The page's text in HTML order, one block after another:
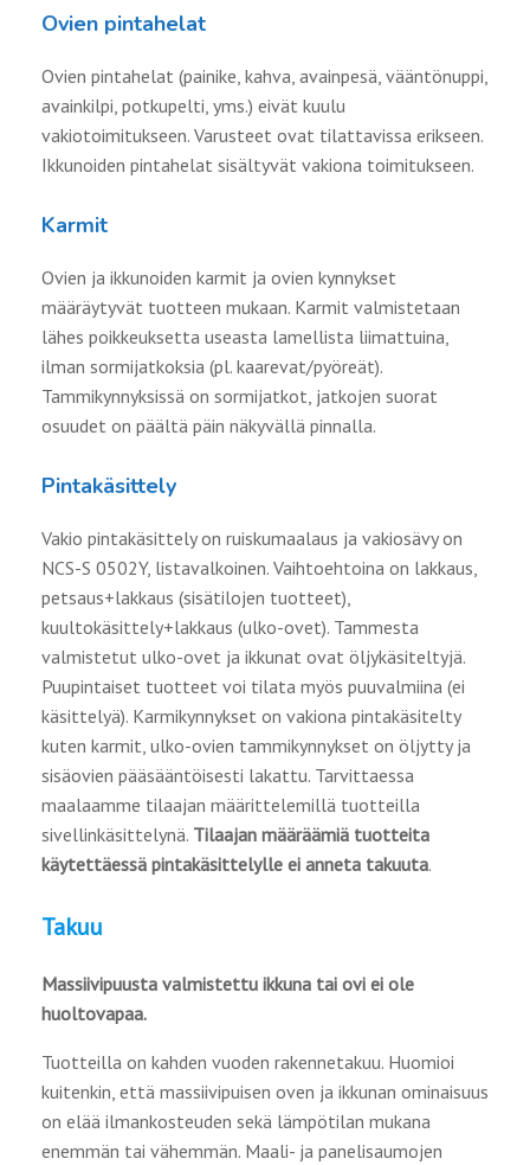
Ovien pintahelat
Ovien pintahelat (painike, kahva, avainpesä, vääntönuppi,
avainkilpi, potkupelti, yms.) eivät kuulu
vakiotoimitukseen. Varusteet ovat tilattavissa erikseen.
Ikkunoiden pintahelat sisältyvät vakiona toimitukseen.
Karmit
Ovien ja ikkunoiden karmit ja ovien kynnykset
määräytyvät tuotteen mukaan. Karmit valmistetaan
lähes poikkeuksetta useasta lamellista liimattuina,
ilman sormijatkoksia (pl. kaarevat/pyöreät).
Tammikynnyksissä on sormijatkot, jatkojen suorat
osuudet on päältä päin näkyvällä pinnalla.
Pintakäsittely
Vakio pintakäsittely on ruiskumaalaus ja vakiosävy on
NCS-S 0502Y, listavalkoinen. Vaihtoehtoina on lakkaus,
petsaus+lakkaus (sisätilojen tuotteet),
kuultokäsittely+lakkaus (ulko-ovet). Tammesta
valmistetut ulko-ovet ja ikkunat ovat öljykäsiteltyjä.
Puupintaiset tuotteet voi tilata myös puuvalmiina (ei
käsittelyä). Karmikynnykset on vakiona pintakäsitelty
kuten karmit, ulko-ovien tammikynnykset on öljytty ja
sisäovien pääsääntöisesti lakattu. Tarvittaessa
maalaamme tilaajan määrittelemillä tuotteilla
sivellinkäsittelynä. Tilaajan määräämiä tuotteita
käytettäessä pintakäsittelylle ei anneta takuuta.
Takuu
Massiivipuusta valmistettu ikkuna tai ovi ei ole
huoltovapaa.
Tuotteilla on kahden vuoden rakennetakuu. Huomioi
kuitenkin, että massiivipuisen oven ja ikkunan ominaisuus
on elää ilmankosteuden sekä lämpötilan mukana
enemmän tai vähemmän. Maali- ja panelisaumojen